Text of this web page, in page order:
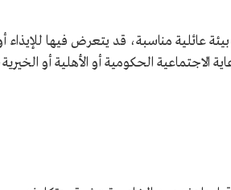
عائلية مناسبة، قد يتعرض فيها للإيذاء
الاجتماعية الحكومية أو الأهلية أو